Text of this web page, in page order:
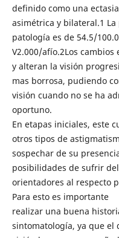
definido como una
asimétrica y bilateral.1
patología es de 54.5/
V2.000/afío.2Los
y alteran la visión
mas borrosa, pudiendo
visión cuando no se ha
oportuno.
En etapas iniciales, este
otros tipos de
sospechar de su
posibilidades de sufrir
orientadores al respecto
Para esto es importante
realizar una buena
sintomatología, ya que el